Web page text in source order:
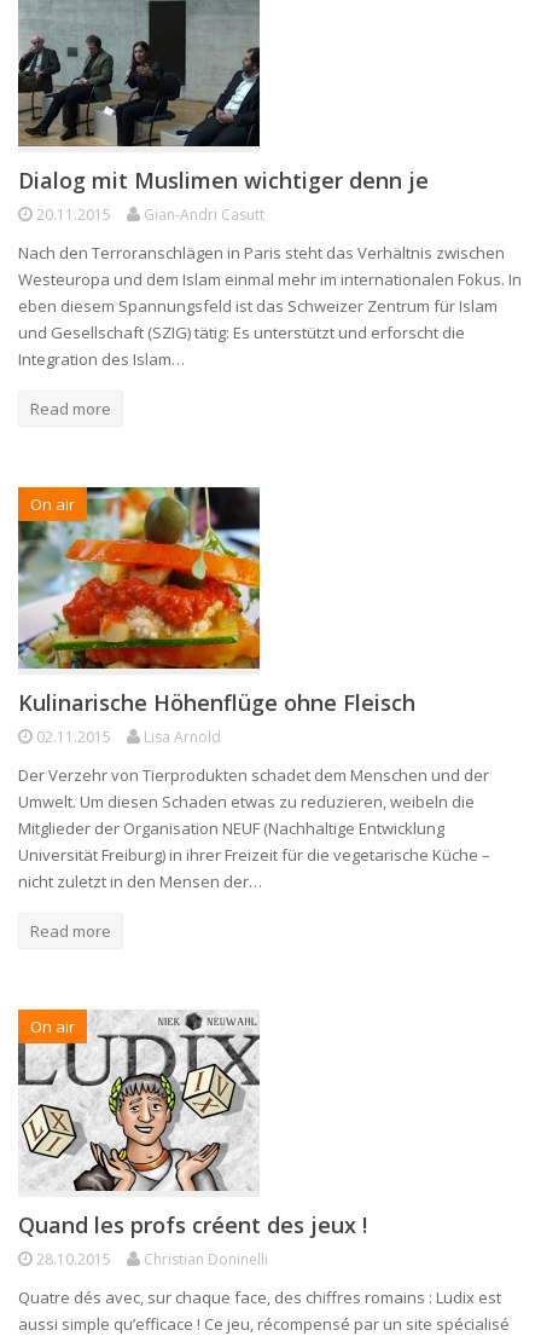
Dialog mit Muslimen wichtiger denn je
20.11.2015 Gian-Andri Casutt
Nach den Terroranschlägen in Paris steht das Verhältnis zwischen
Westeuropa und dem Islam einmal mehr im internationalen Fokus. In
eben diesem Spannungsfeld ist das Schweizer Zentrum für Islam
und Gesellschaft (SZIG) tätig: Es unterstützt und erforscht die
Integration des Islam…
Read more
On air
Kulinarische Höhenflüge ohne Fleisch
02.11.2015 Lisa Arnold
Der Verzehr von Tierprodukten schadet dem Menschen und der
Umwelt. Um diesen Schaden etwas zu reduzieren, weibeln die
Mitglieder der Organisation NEUF (Nachhaltige Entwicklung
Universität Freiburg) in ihrer Freizeit für die vegetarische Küche –
nicht zuletzt in den Mensen der…
Read more
On air
Quand les profs créent des jeux !
28.10.2015 Christian Doninelli
Quatre dés avec, sur chaque face, des chiffres romains : Ludix est
aussi simple qu’efficace ! Ce jeu, récompensé par un site spécialisé